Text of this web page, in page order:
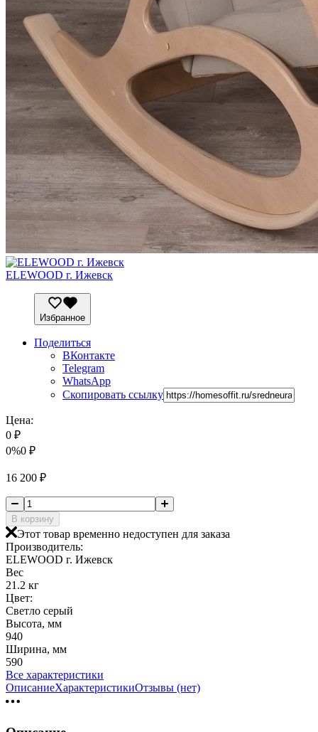
ELEWOOD г. Ижевск
Избранное
Поделиться
ВКонтакте
Telegram
WhatsApp
Скопировать ссылку
Цена:
0 ₽
0%0 ₽
16 200 ₽
В корзину
Этот товар временно недоступен для заказа
Производитель:
ELEWOOD г. Ижевск
Вес
21.2 кг
Цвет:
Светло серый
Высота, мм
940
Ширина, мм
590
Все характеристики
ОписаниеХарактеристикиОтзывы (нет)